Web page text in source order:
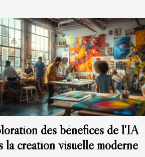
des bénéfices de l'IA
la création visuelle moderne